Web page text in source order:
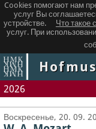
Cookies помогают нам
услуг Вы
устройстве.
Что такое
услуг. При
2026
Воскресенье, 20. 09.